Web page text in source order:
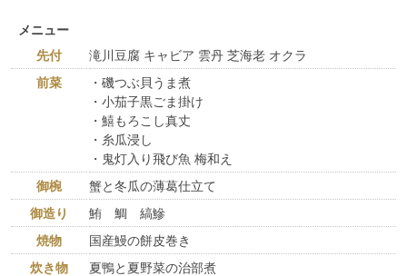
メニュー
先付
滝川豆腐 キャビア 雲丹 芝海老 オクラ
前菜
・磯つぶ貝うま煮
・小茄子黒ごま掛け
・鱚もろこし真丈
・糸瓜浸し
・鬼灯入り飛び魚 梅和え
御椀
蟹と冬瓜の薄葛仕立て
御造り
鮪 鯛 縞鰺
焼物
国産鰻の餅皮巻き
炊き物
夏鴨と夏野菜の治部煮